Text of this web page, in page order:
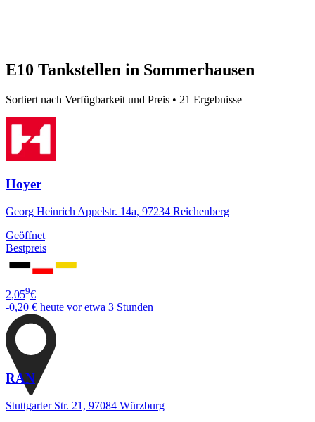
E10 Tankstellen in Sommerhausen
Sortiert nach Verfügbarkeit und Preis • 21 Ergebnisse
Hoyer
Georg Heinrich Appelstr. 14a, 97234 Reichenberg
Geöffnet
Bestpreis
2,059€
-0,20 € heute vor etwa 3 Stunden
RAN
Stuttgarter Str. 21, 97084 Würzburg